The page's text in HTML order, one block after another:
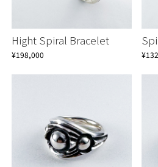
Hight Spiral Bracelet
¥198,000